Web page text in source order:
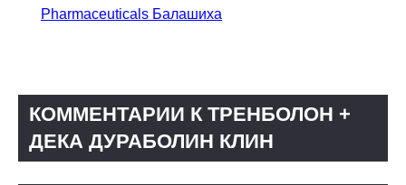
Pharmaceuticals Балашиха
КОММЕНТАРИИ К ТРЕНБОЛОН +
ДЕКА ДУРАБОЛИН КЛИН